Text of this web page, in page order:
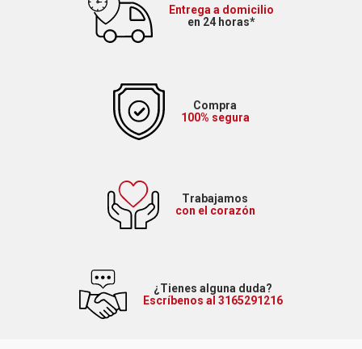
Entrega a domicilio
en 24 horas*
Compra
100% segura
Trabajamos
con el corazón
¿Tienes alguna duda?
Escríbenos al 3165291216